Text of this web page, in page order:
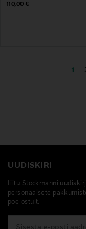
Original Price
110,00 €
1
UUDISKIRI
Liitu Stockmanni
personaalsete
poe ostult.